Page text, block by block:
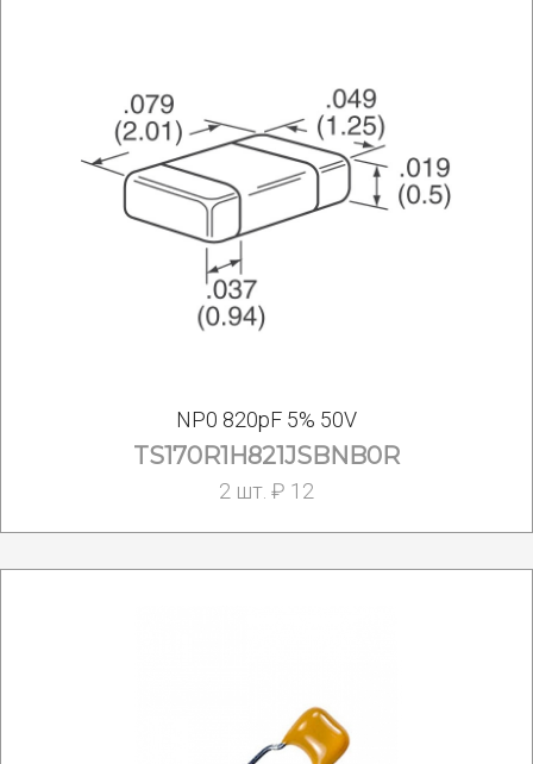
NP0 820pF 5% 50V
TS170R1H821JSBNB0R
2 шт. ₽ 12